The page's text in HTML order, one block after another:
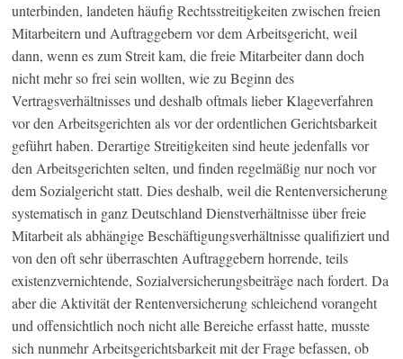
unterbinden, landeten häufig Rechtsstreitigkeiten zwischen freien
Mitarbeitern und Auftraggebern vor dem Arbeitsgericht, weil
dann, wenn es zum Streit kam, die freie Mitarbeiter dann doch
nicht mehr so frei sein wollten, wie zu Beginn des
Vertragsverhältnisses und deshalb oftmals lieber Klageverfahren
vor den Arbeitsgerichten als vor der ordentlichen Gerichtsbarkeit
geführt haben. Derartige Streitigkeiten sind heute jedenfalls vor
den Arbeitsgerichten selten, und finden regelmäßig nur noch vor
dem Sozialgericht statt. Dies deshalb, weil die Rentenversicherung
systematisch in ganz Deutschland Dienstverhältnisse über freie
Mitarbeit als abhängige Beschäftigungsverhältnisse qualifiziert und
von den oft sehr überraschten Auftraggebern horrende, teils
existenzvernichtende, Sozialversicherungsbeiträge nach fordert. Da
aber die Aktivität der Rentenversicherung schleichend vorangeht
und offensichtlich noch nicht alle Bereiche erfasst hatte, musste
sich nunmehr Arbeitsgerichtsbarkeit mit der Frage befassen, ob